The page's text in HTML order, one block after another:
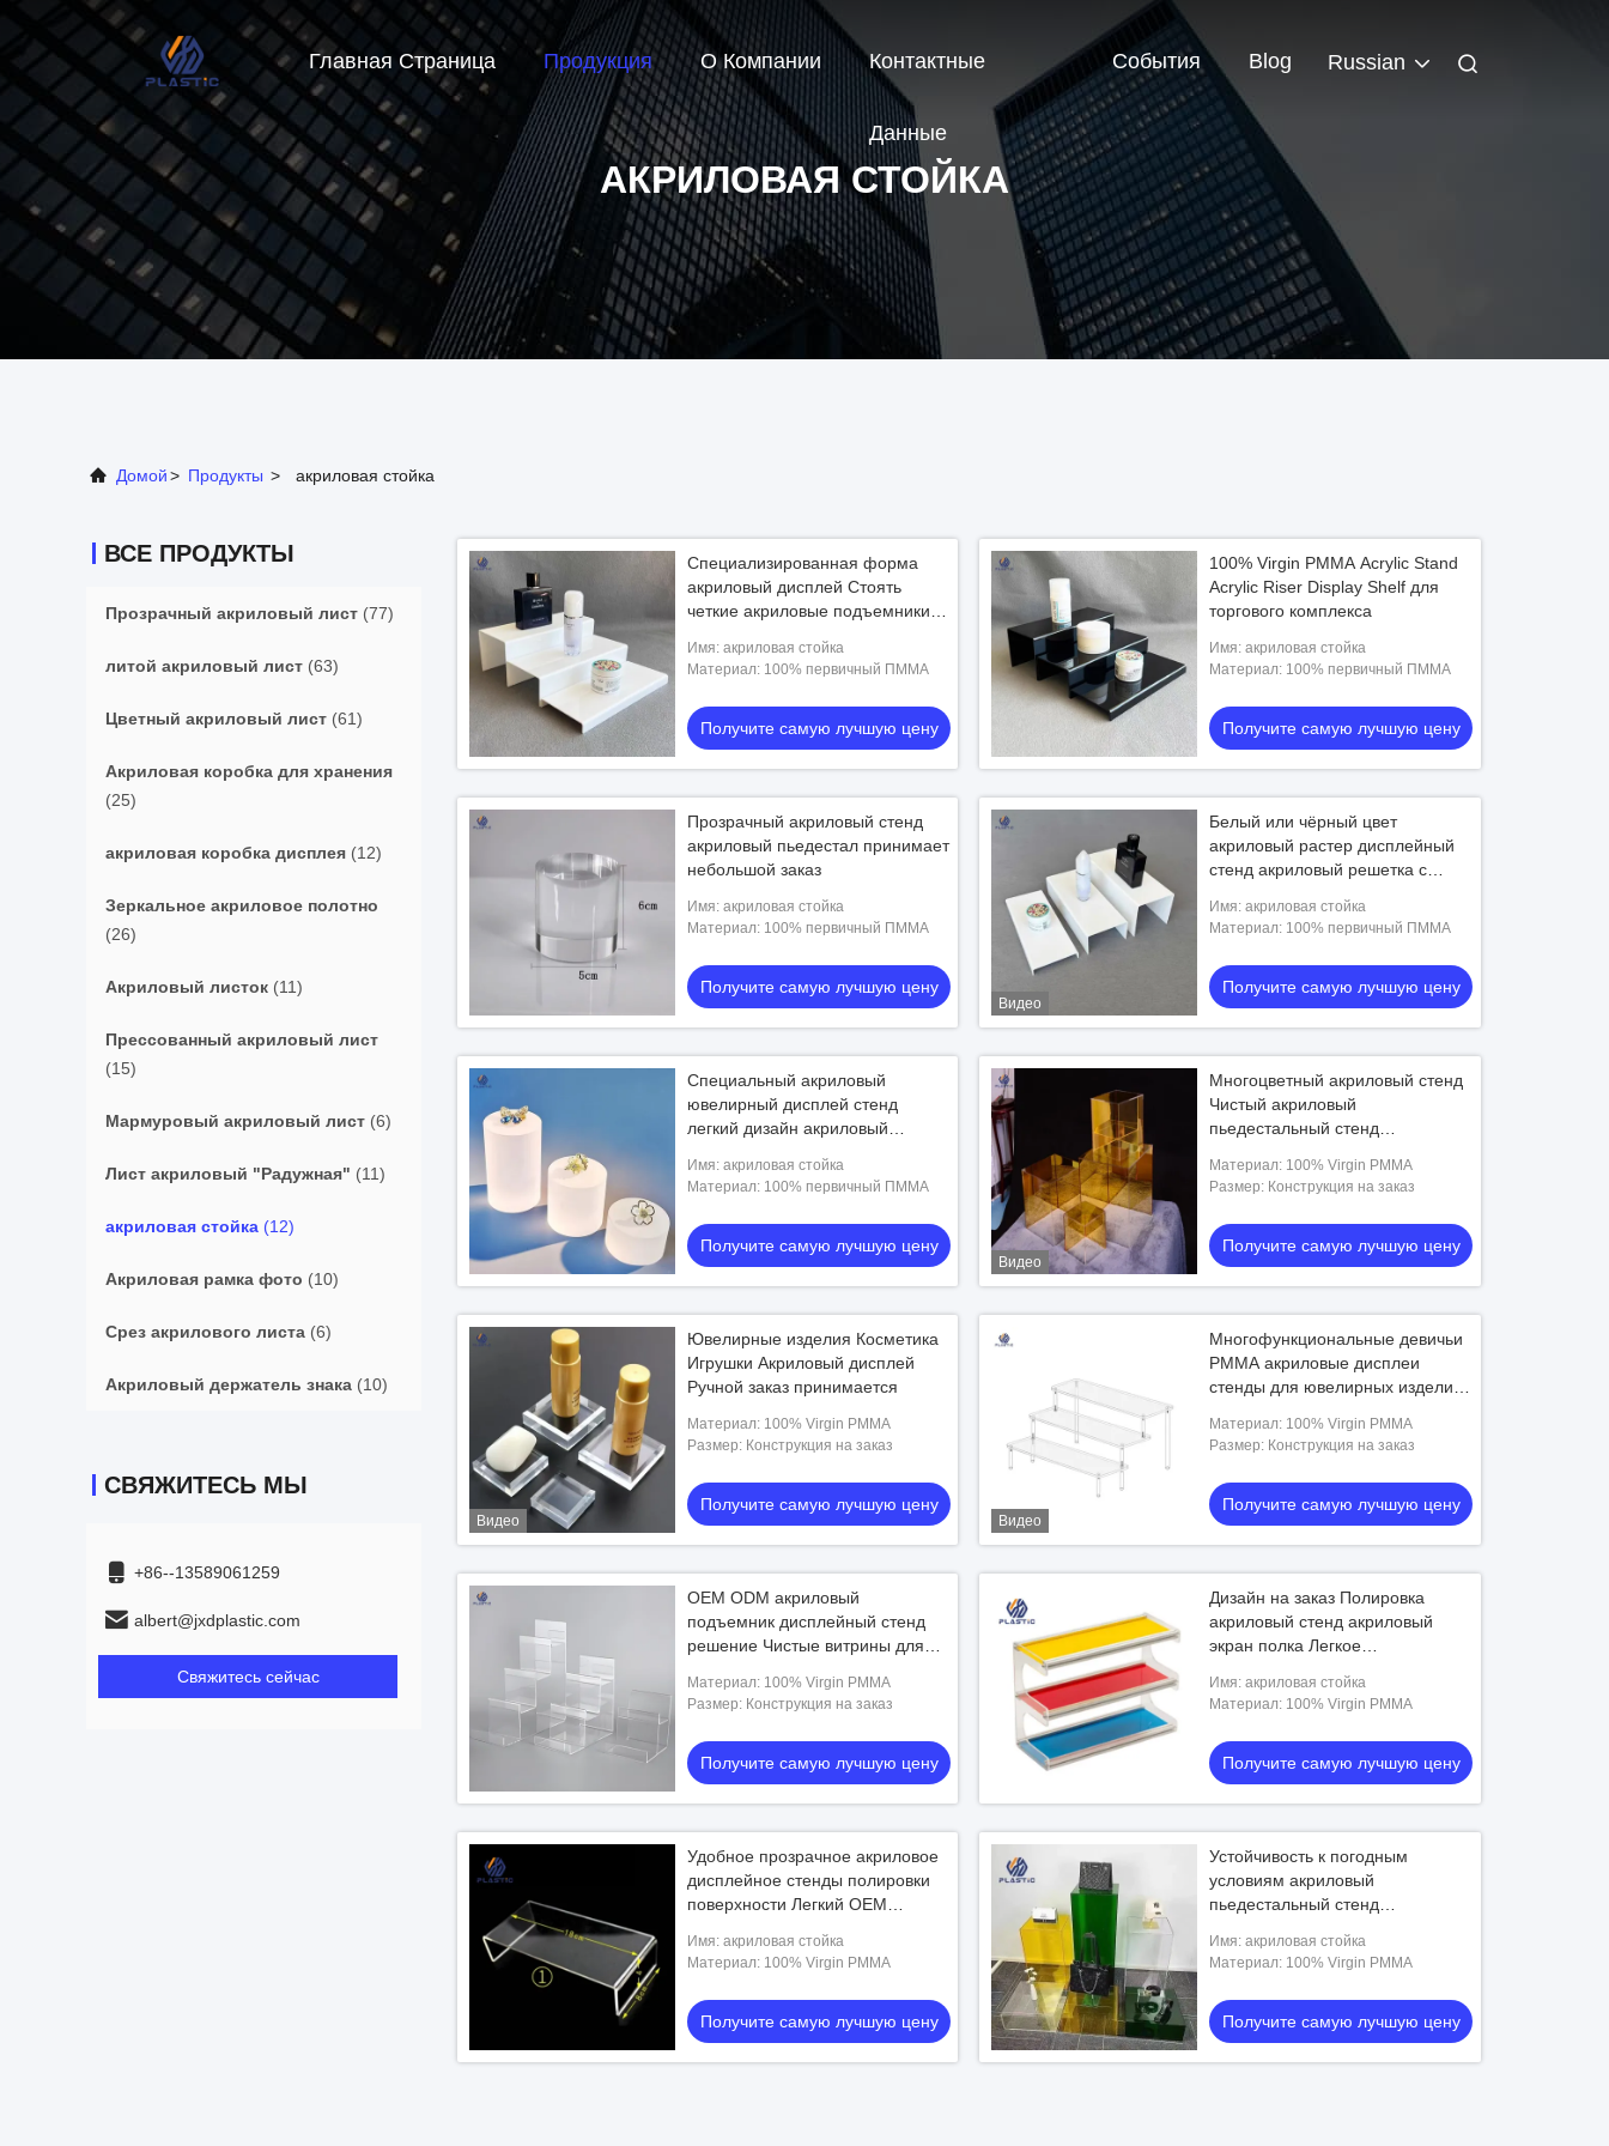
Главная Страница Продукция О Компании Контактные
Данные
События Blog Russian
АКРИЛОВАЯ СТОЙКА
Домой> Продукты > акриловая стойка
ВСЕ ПРОДУКТЫ
Прозрачный акриловый лист (77)
литой акриловый лист (63)
Цветный акриловый лист (61)
Акриловая коробка для хранения
(25)
акриловая коробка дисплея (12)
Зеркальное акриловое полотно
(26)
Акриловый листок (11)
Прессованный акриловый лист
(15)
Мармуровый акриловый лист (6)
Лист акриловый "Радужная" (11)
акриловая стойка (12)
Акриловая рамка фото (10)
Срез акрилового листа (6)
Акриловый держатель знака (10)
СВЯЖИТЕСЬ МЫ
+86--13589061259
albert@jxdplastic.com
Свяжитесь сейчас
Специализированная форма
акриловый дисплей Стоять
четкие акриловые подъемники
Имя: акриловая стойка
Материал: 100% первичный ПММА
Получите самую лучшую цену
100% Virgin PMMA Acrylic Stand
Acrylic Riser Display Shelf для
торгового комплекса
Имя: акриловая стойка
Материал: 100% первичный ПММА
Получите самую лучшую цену
Прозрачный акриловый стенд
акриловый пьедестал принимает
небольшой заказ
Имя: акриловая стойка
Материал: 100% первичный ПММА
Получите самую лучшую цену
Видео
Белый или чёрный цвет
акриловый растер дисплейный
стенд акриловый решетка с
Имя: акриловая стойка
Материал: 100% первичный ПММА
Получите самую лучшую цену
Специальный акриловый
ювелирный дисплей стенд
легкий дизайн акриловый
Имя: акриловая стойка
Материал: 100% первичный ПММА
Получите самую лучшую цену
Видео
Многоцветный акриловый стенд
Чистый акриловый
пьедестальный стенд
Материал: 100% Virgin PMMA
Размер: Конструкция на заказ
Получите самую лучшую цену
Видео
Ювелирные изделия Косметика
Игрушки Акриловый дисплей
Ручной заказ принимается
Материал: 100% Virgin PMMA
Размер: Конструкция на заказ
Получите самую лучшую цену
Видео
Многофункциональные девичьи
PMMA акриловые дисплеи
стенды для ювелирных изделий
Материал: 100% Virgin PMMA
Размер: Конструкция на заказ
Получите самую лучшую цену
OEM ODM акриловый
подъемник дисплейный стенд
решение Чистые витрины для
Материал: 100% Virgin PMMA
Размер: Конструкция на заказ
Получите самую лучшую цену
Дизайн на заказ Полировка
акриловый стенд акриловый
экран полка Легкое
Имя: акриловая стойка
Материал: 100% Virgin PMMA
Получите самую лучшую цену
Удобное прозрачное акриловое
дисплейное стенды полировки
поверхности Легкий OEM
Имя: акриловая стойка
Материал: 100% Virgin PMMA
Получите самую лучшую цену
Устойчивость к погодным
условиям акриловый
пьедестальный стенд
многоцветный
Имя: акриловая стойка
Материал: 100% Virgin PMMA
Получите самую лучшую цену